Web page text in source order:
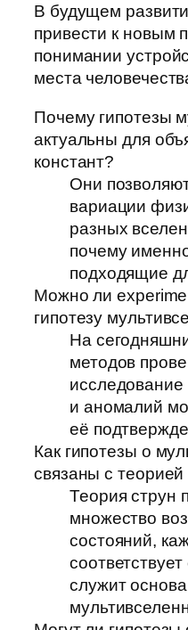
В будущем
привести к новым
понимании
места
Почему гипотезы
актуальны для
констант?
Они
вариации
разных
почему
подходящие
Можно ли
гипотезу
На
методов
исследование
и аномалий
её
Как гипотезы о
связаны с теорией
Теория струн
множество
состояний,
служит